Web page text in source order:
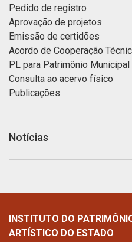
Pedido de registro
Aprovação de projetos
Emissão de certidões
Acordo de Cooperação
PL para Patrimônio Municipal
Consulta ao acervo físico
Publicações
Notícias
INSTITUTO DO
ARTÍSTICO DO ESTADO